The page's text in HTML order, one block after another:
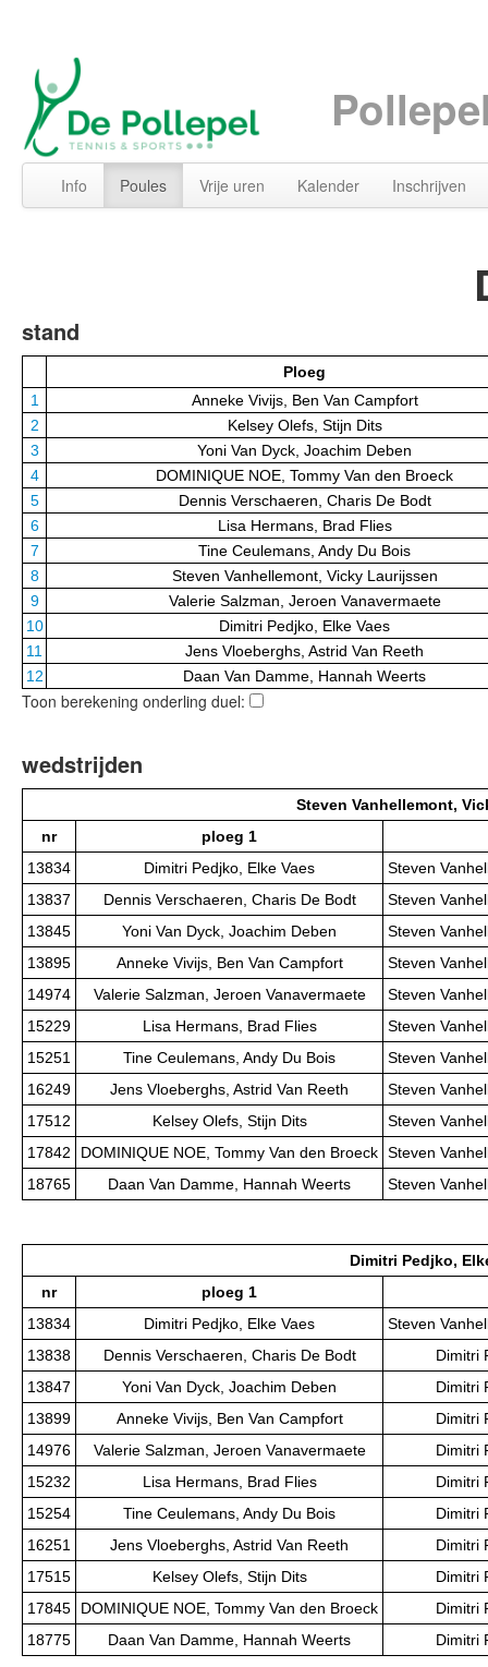
Info Poules Vrije uren Kalender Inschrijven
stand
Ploeg
1
Anneke Vivijs, Ben Van Campfort
2
Kelsey Olefs, Stijn Dits
3
Yoni Van Dyck, Joachim Deben
4
DOMINIQUE NOE, Tommy Van den Broeck
5
Dennis Verschaeren, Charis De Bodt
6
Lisa Hermans, Brad Flies
7
Tine Ceulemans, Andy Du Bois
8
Steven Vanhellemont, Vicky Laurijssen
9
Valerie Salzman, Jeroen Vanavermaete
10
Dimitri Pedjko, Elke Vaes
11
Jens Vloeberghs, Astrid Van Reeth
12
Daan Van Damme, Hannah Weerts
Toon berekening onderling duel:
wedstrijden
Steven Vanhellemont,
nr
ploeg 1
13834
Dimitri Pedjko, Elke Vaes
Steven
13837
Dennis Verschaeren, Charis De Bodt
Steven
13845
Yoni Van Dyck, Joachim Deben
Steven
13895
Anneke Vivijs, Ben Van Campfort
Steven
14974
Valerie Salzman, Jeroen Vanavermaete
Steven
15229
Lisa Hermans, Brad Flies
Steven
15251
Tine Ceulemans, Andy Du Bois
Steven
16249
Jens Vloeberghs, Astrid Van Reeth
Steven
17512
Kelsey Olefs, Stijn Dits
Steven
17842
DOMINIQUE NOE, Tommy Van den Broeck Steven
18765
Daan Van Damme, Hannah Weerts Steven
Dimitri Pedjko,
nr
ploeg 1
13834
Dimitri Pedjko, Elke Vaes
Steven
13838
Dennis Verschaeren, Charis De Bodt
Dimitri
13847
Yoni Van Dyck, Joachim Deben
Dimitri
13899
Anneke Vivijs, Ben Van Campfort
Dimitri
14976
Valerie Salzman, Jeroen Vanavermaete
Dimitri
15232
Lisa Hermans, Brad Flies
Dimitri
15254
Tine Ceulemans, Andy Du Bois
Dimitri
16251
Jens Vloeberghs, Astrid Van Reeth
Dimitri
17515
Kelsey Olefs, Stijn Dits
Dimitri
17845
DOMINIQUE NOE, Tommy Van den Broeck
Dimitri
18775
Daan Van Damme, Hannah Weerts Dimitri